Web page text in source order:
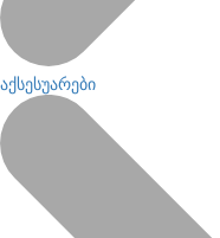
აქსესუარები